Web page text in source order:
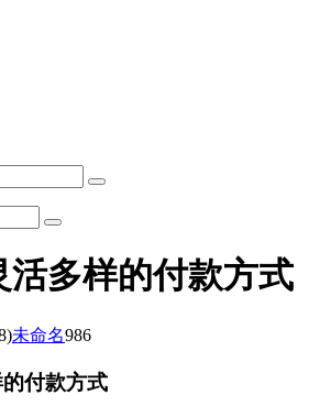
活多样的付款方式
未命名986
付款方式